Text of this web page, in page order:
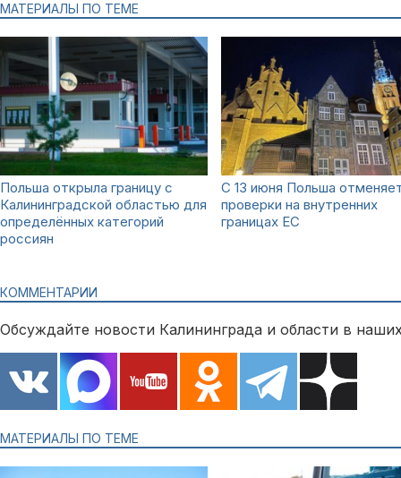
МАТЕРИАЛЫ ПО ТЕМЕ
Польша открыла границу с
Калининградской областью для
определённых категорий
россиян
C 13 июня Польша
проверки на внутренних
границах ЕС
КОММЕНТАРИИ
Обсуждайте новости Калининграда и области в
МАТЕРИАЛЫ ПО ТЕМЕ